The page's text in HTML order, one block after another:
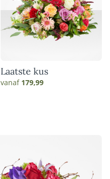
Laatste kus
vanaf 179,99